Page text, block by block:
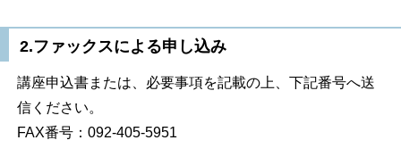
2.ファックスによる申し込み
講座申込書または、必要事項を記載の上、下記番号へ送
信ください。
FAX番号：092-405-5951